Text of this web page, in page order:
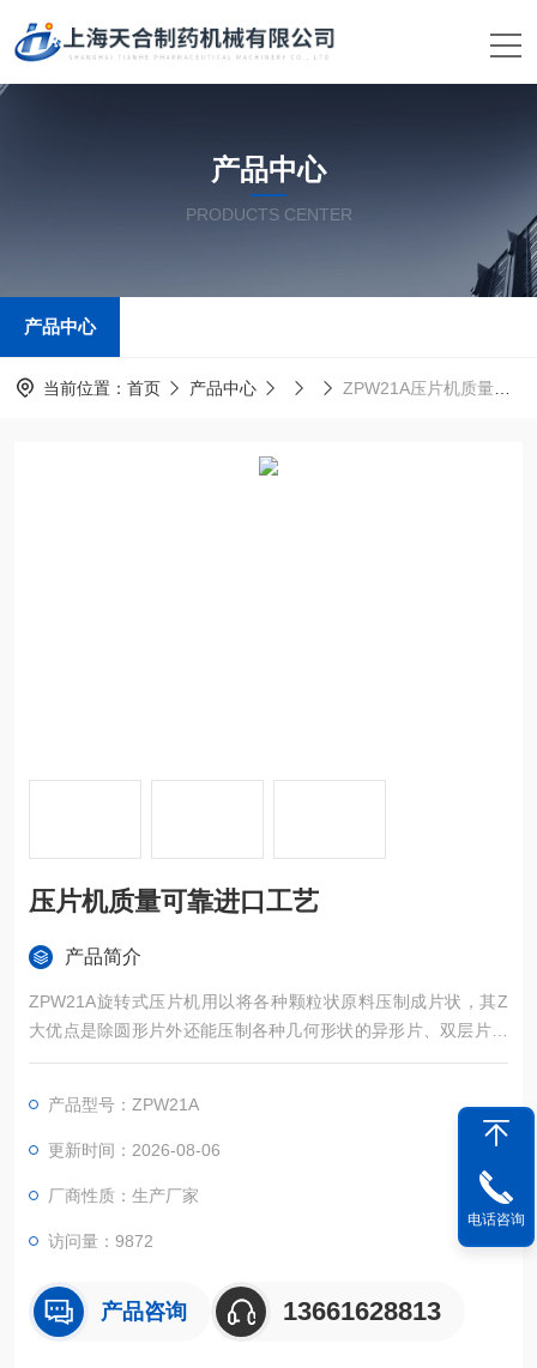
产品中心
PRODUCTS CENTER
产品中心
当前位置： 首页 产品中心 ZPW21A压片机质量可靠进口工艺
压片机质量可靠进口工艺
产品简介
ZPW21A旋转式压片机用以将各种颗粒状原料压制成片状，其Z
大优点是除圆形片外还能压制各种几何形状的异形片、双层片、
环形片及双面刻字片。压片机质量可靠进口工艺
产品型号：ZPW21A
更新时间：2026-08-06
厂商性质：生产厂家
访问量：9872
产品咨询 13661628813
电话咨询